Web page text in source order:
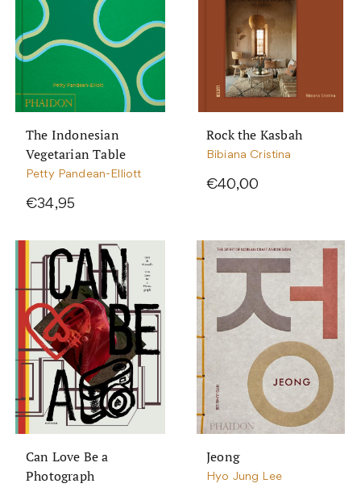
The Indonesian
Vegetarian Table
Petty Pandean-Elliott
€34,95
Rock the Kasbah
Bibiana Cristina
€40,00
Can Love Be a
Photograph
Jeong
Hyo Jung Lee